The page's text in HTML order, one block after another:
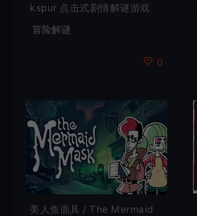
kspur 点击式剧情解谜游戏
冒险解谜
0
美人鱼面具 / The Mermaid